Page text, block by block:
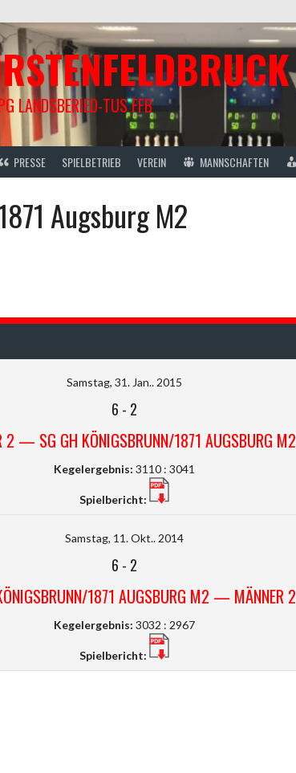
LANDSBERIED-TUS FFB
PRESSE SPIELBETRIEB VEREIN MANNSCHAFTEN
Augsburg M2
Samstag, 31. Jan.. 2015
6 - 2
2 — SG GH KÖNIGSBRUNN/1871 AUGSBURG M2
Kegelergebnis: 3110 : 3041
Spielbericht:
Samstag, 11. Okt.. 2014
6 - 2
1871 AUGSBURG M2 — MÄNNER 2
Kegelergebnis: 3032 : 2967
Spielbericht: